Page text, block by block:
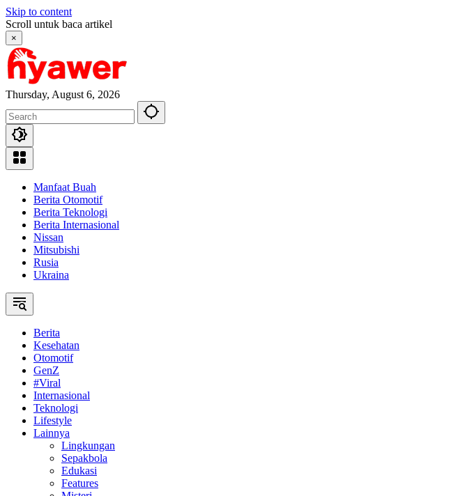
Skip to content
Scroll untuk baca artikel
×
Thursday, August 6, 2026
Manfaat Buah
Berita Otomotif
Berita Teknologi
Berita Internasional
Nissan
Mitsubishi
Rusia
Ukraina
Berita
Kesehatan
Otomotif
GenZ
#Viral
Internasional
Teknologi
Lifestyle
Lainnya
Lingkungan
Sepakbola
Edukasi
Features